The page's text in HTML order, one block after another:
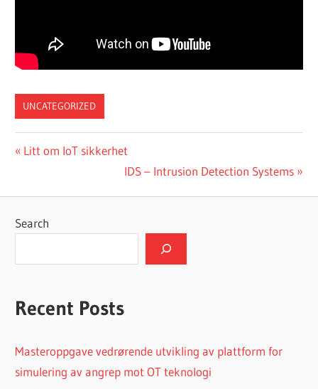
UNCATEGORIZED
Post
Previous
Litt om IoT sikkerhet
Next
IDS – Intrusion Detection Systems
Search
Recent Posts
Masteroppgave vedrørende utvikling av plattform for
simulering av angrep mot OT teknologi